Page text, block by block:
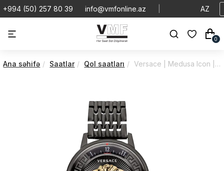
+994 (50) 257 80 39 info@vmfonline.az AZ
0
Ana səhifə Saatlar Qol saatları Versace | Medusa Icon | Quartz | VEZ200521